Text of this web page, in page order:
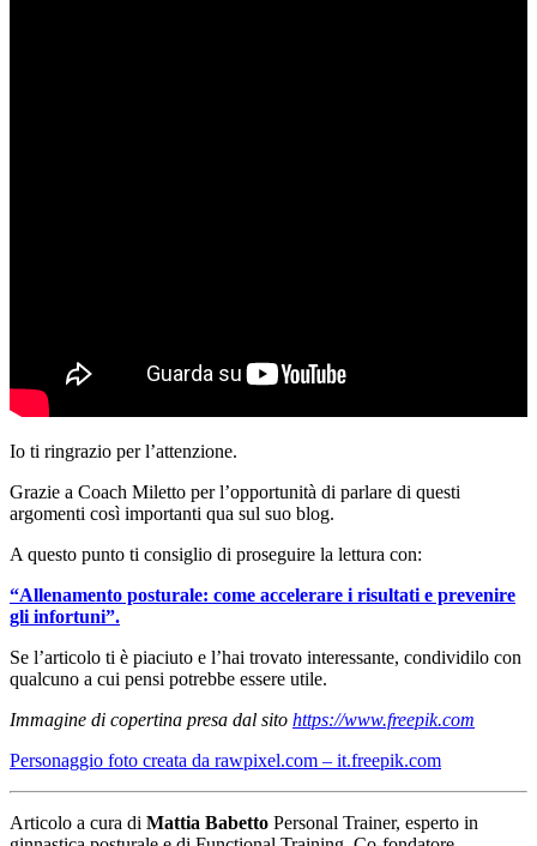
Io ti ringrazio per l’attenzione.
Grazie a Coach Miletto per l’opportunità di parlare di questi
argomenti così importanti qua sul suo blog.
A questo punto ti consiglio di proseguire la lettura con:
“Allenamento posturale: come accelerare i risultati e prevenire
gli infortuni”.
Se l’articolo ti è piaciuto e l’hai trovato interessante, condividilo con
qualcuno a cui pensi potrebbe essere utile.
Immagine di copertina presa dal sito https://www.freepik.com
Personaggio foto creata da rawpixel.com – it.freepik.com
Articolo a cura di Mattia Babetto Personal Trainer, esperto in